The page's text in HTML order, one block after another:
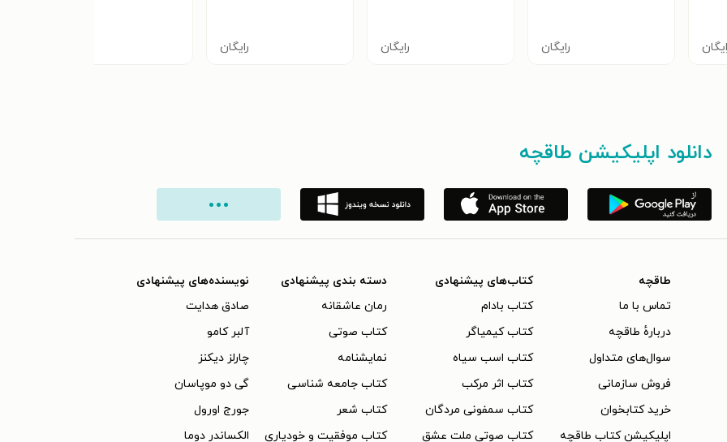
رایگان رایگان رایگان
دانلود اپلیکیشن طاقچه
طاقچه
تماس با ما
دربارهٔ طاقچه
سوال‌های متداول
فروش سازمانی
خرید کتابخوان
اپلیکیشن کتاب طاقچه
کتاب‌های پیشنهادی
کتاب بادام
کتاب کیمیاگر
کتاب اسب سیاه
کتاب اثر مرکب
کتاب سمفونی مردگان
کتاب صوتی ملت عشق
دسته بندی پیشنهادی
رمان عاشقانه
کتاب‌ صوتی
نمایشنامه
کتاب جامعه شناسی
کتاب شعر
کتاب موفقیت و خودیاری
نویسنده‌های پیشنهادی
صادق هدایت
آلبر کامو
چارلز دیکنز
گی دو موپاسان
جورج اورول
الکساندر دوما